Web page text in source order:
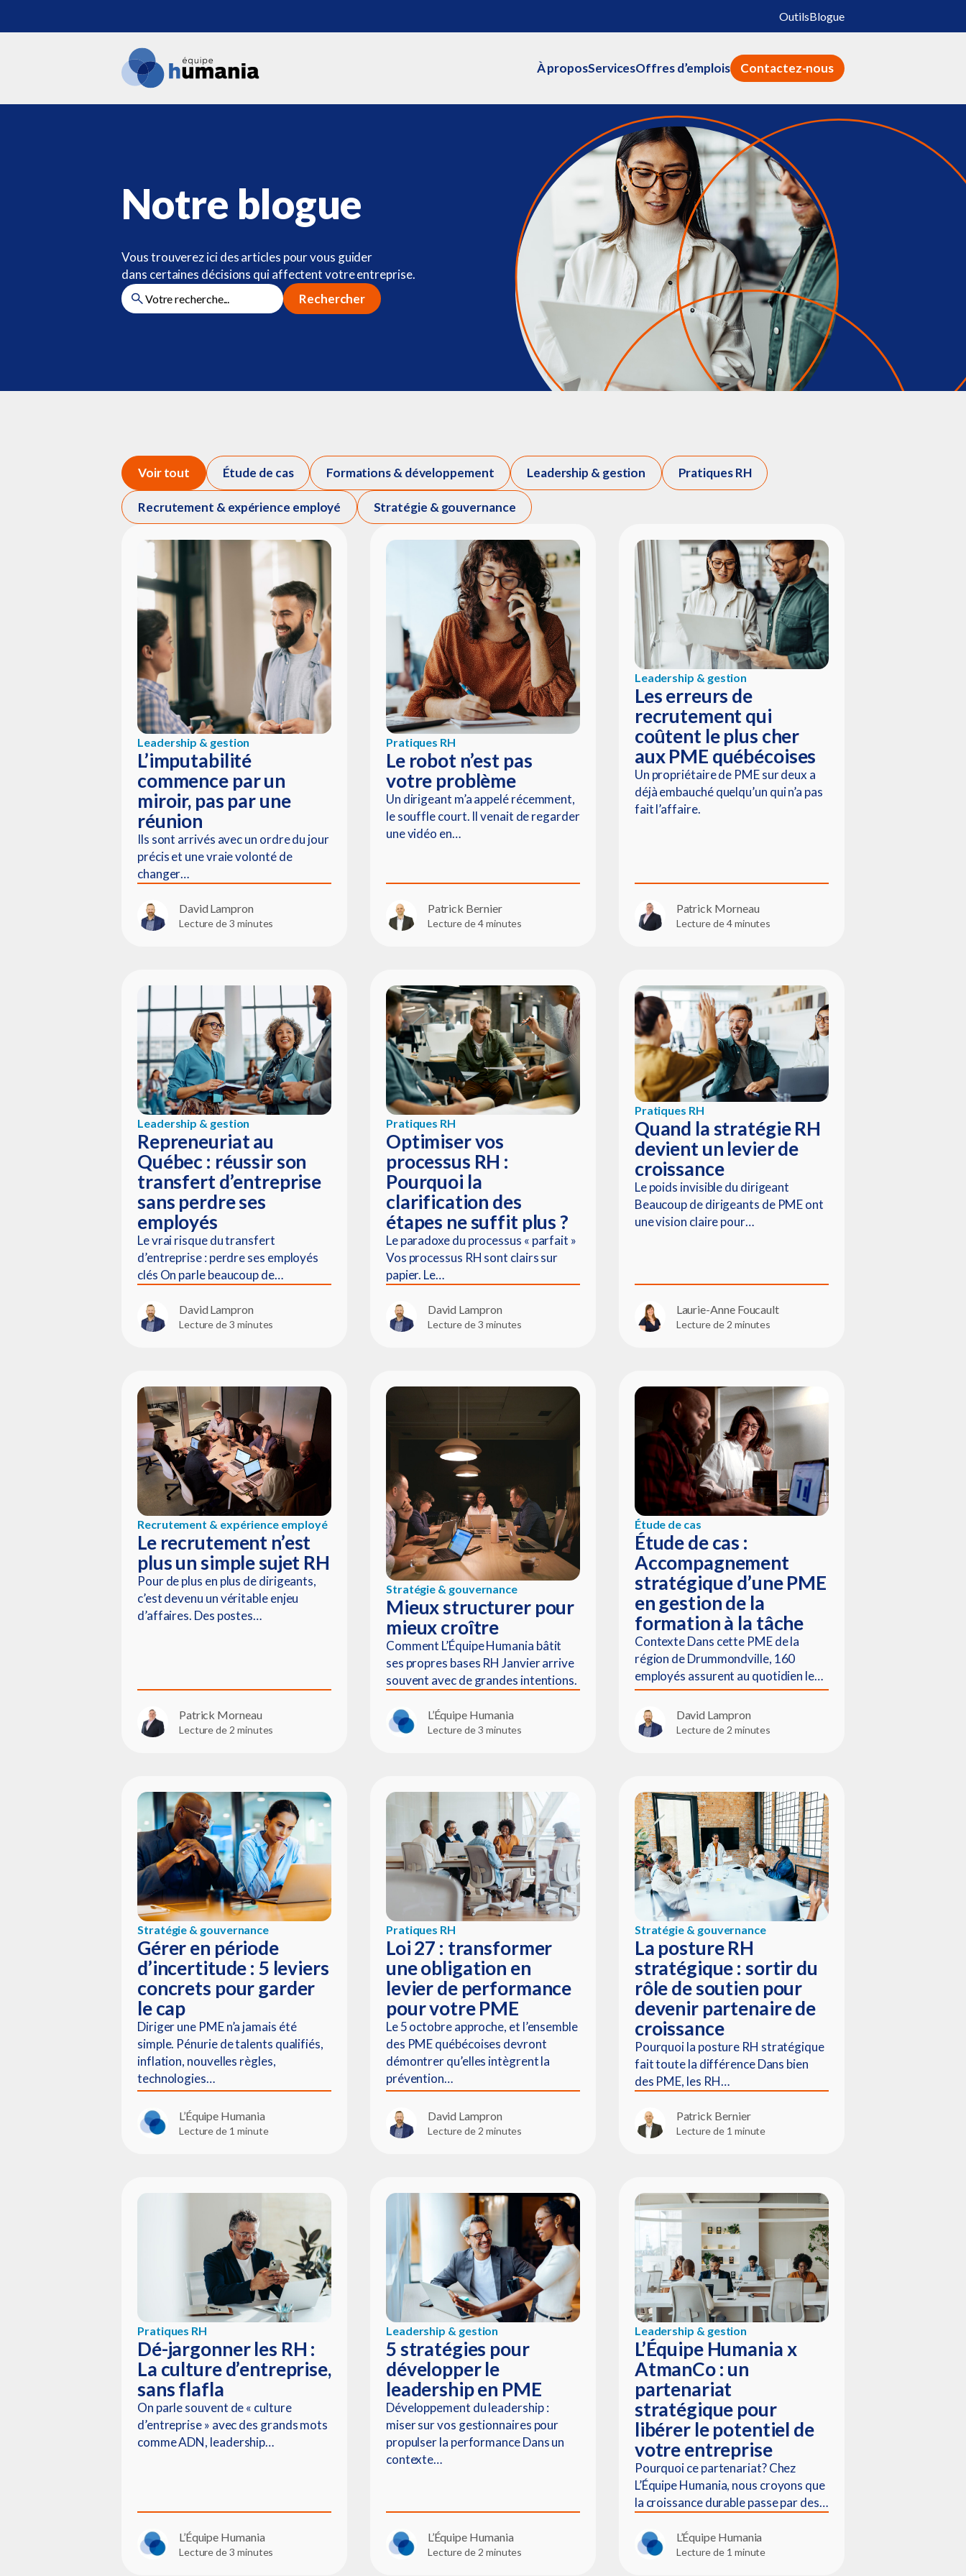
OutilsBlogue
À proposServicesOffres d’emplois Contactez-nous
Notre blogue
Vous trouverez ici des articles pour vous guider
dans certaines décisions qui affectent votre entreprise.
Rechercher
Voir tout Étude de cas Formations & développement Leadership & gestion Pratiques RH
Recrutement & expérience employé Stratégie & gouvernance
Leadership & gestion
L’imputabilité
commence par un
miroir, pas par une
réunion
Ils sont arrivés avec un ordre du jour
précis et une vraie volonté de
changer…
David Lampron
Lecture de 3 minutes
Pratiques RH
Le robot n’est pas
votre problème
Un dirigeant m’a appelé récemment,
le souffle court. Il venait de regarder
une vidéo en…
Patrick Bernier
Lecture de 4 minutes
Leadership & gestion
Les erreurs de
recrutement qui
coûtent le plus cher
aux PME québécoises
Un propriétaire de PME sur deux a
déjà embauché quelqu’un qui n’a pas
fait l’affaire.
Patrick Morneau
Lecture de 4 minutes
Leadership & gestion
Repreneuriat au
Québec : réussir son
transfert d’entreprise
sans perdre ses
employés
Le vrai risque du transfert
d’entreprise : perdre ses employés
clés On parle beaucoup de…
David Lampron
Lecture de 3 minutes
Pratiques RH
Optimiser vos
processus RH :
Pourquoi la
clarification des
étapes ne suffit plus ?
Le paradoxe du processus « parfait »
Vos processus RH sont clairs sur
papier. Le…
David Lampron
Lecture de 3 minutes
Pratiques RH
Quand la stratégie RH
devient un levier de
croissance
Le poids invisible du dirigeant
Beaucoup de dirigeants de PME ont
une vision claire pour…
Laurie-Anne Foucault
Lecture de 2 minutes
Recrutement & expérience employé
Le recrutement n’est
plus un simple sujet RH
Pour de plus en plus de dirigeants,
c’est devenu un véritable enjeu
d’affaires. Des postes…
Patrick Morneau
Lecture de 2 minutes
Stratégie & gouvernance
Mieux structurer pour
mieux croître
Comment L’Équipe Humania bâtit
ses propres bases RH Janvier arrive
souvent avec de grandes intentions.
L’Équipe Humania
Lecture de 3 minutes
Étude de cas
Étude de cas :
Accompagnement
stratégique d’une PME
en gestion de la
formation à la tâche
Contexte Dans cette PME de la
région de Drummondville, 160
employés assurent au quotidien le…
David Lampron
Lecture de 2 minutes
Stratégie & gouvernance
Gérer en période
d’incertitude : 5 leviers
concrets pour garder
le cap
Diriger une PME n’a jamais été
simple. Pénurie de talents qualifiés,
inflation, nouvelles règles,
technologies…
L’Équipe Humania
Lecture de 1 minute
Pratiques RH
Loi 27 : transformer
une obligation en
levier de performance
pour votre PME
Le 5 octobre approche, et l’ensemble
des PME québécoises devront
démontrer qu’elles intègrent la
prévention…
David Lampron
Lecture de 2 minutes
Stratégie & gouvernance
La posture RH
stratégique : sortir du
rôle de soutien pour
devenir partenaire de
croissance
Pourquoi la posture RH stratégique
fait toute la différence Dans bien
des PME, les RH…
Patrick Bernier
Lecture de 1 minute
Pratiques RH
Dé-jargonner les RH :
La culture d’entreprise,
sans flafla
On parle souvent de « culture
d’entreprise » avec des grands mots
comme ADN, leadership…
L’Équipe Humania
Lecture de 3 minutes
Leadership & gestion
5 stratégies pour
développer le
leadership en PME
Développement du leadership :
miser sur vos gestionnaires pour
propulser la performance Dans un
contexte…
L’Équipe Humania
Lecture de 2 minutes
Leadership & gestion
L’Équipe Humania x
AtmanCo : un
partenariat
stratégique pour
libérer le potentiel de
votre entreprise
Pourquoi ce partenariat? Chez
L’Équipe Humania, nous croyons que
la croissance durable passe par des…
L’Équipe Humania
Lecture de 1 minute